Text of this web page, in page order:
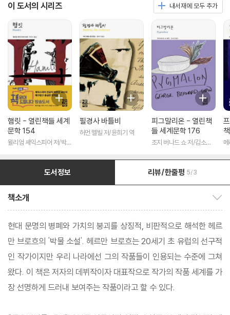
이 도서의 시리즈 내서재에 모두 추가
햄릿 - 열린책들 세계
문학 154
윌리엄 셰익스피어 저/박우
필경사 바틀비
허먼 멜빌 저/윤희기 역
피그말리온 - 열린책
들 세계문학 176
조지 버나드 쇼 저/김소임
도서정보 리뷰/한줄평 5/3
책소개
현대 문명의 병폐와 가치의 붕괴를 상징적, 비판적으로 해석한 헤르
만 브로흐의 '박물 소설'. 헤르만 브로흐는 20세기 초 유럽의 선구적
인 작가이지만 우리 나라에선 그의 작품들이 인용되는 수준에 그쳐
왔다. 이 책은 저자의 데뷔작이자 대표작으로 작가의 작품 세계를 가
장 선명하게 드러내 보여주는 작품이라고 할 수 있다.